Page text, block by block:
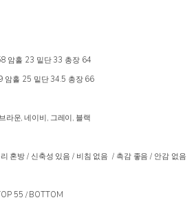
암홀 23 밑단 33 총장 64
암홀 25 밑단 34.5 총장 66
라운, 네이비, 그레이, 블랙
혼방 / 신축성 있음 / 비침 없음 / 촉감 좋음 / 안감 없음
55 / BOTTOM